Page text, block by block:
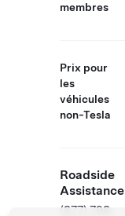
membres
Prix pour
les
véhicules
non-Tesla
Roadside
Assistance
(877) 798-